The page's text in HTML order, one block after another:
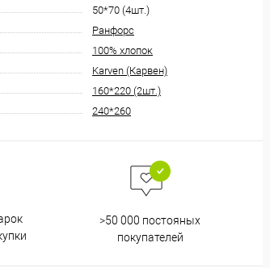
50*70 (4шт.)
Ранфорс
100% хлопок
Karven (Карвен)
160*220 (2шт.)
240*260
>50 000 постояных
покупателей